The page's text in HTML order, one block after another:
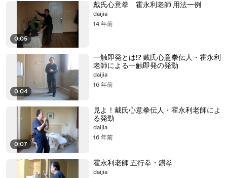
0:05
戴氏心意拳 霍永利老師 用法一例
daijia
14 年前
0:04
一触即発とは!? 戴氏心意拳伝人・霍永利
老師による一触即発の発勁
daijia
16 年前
0:07
見よ！戴氏心意拳伝人・霍永利老師によ
る発勁
daijia
16 年前
霍永利老師 五行拳・鑽拳
daijia